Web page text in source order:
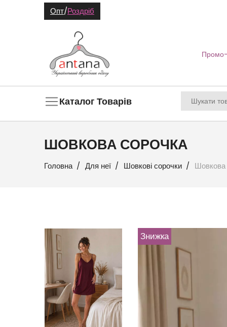
Опт/Роздріб
Промо-
Каталог Товарів
ШОВКОВА СОРОЧКА
Головна Для неї Шовкові сорочки Шовкова
Знижка